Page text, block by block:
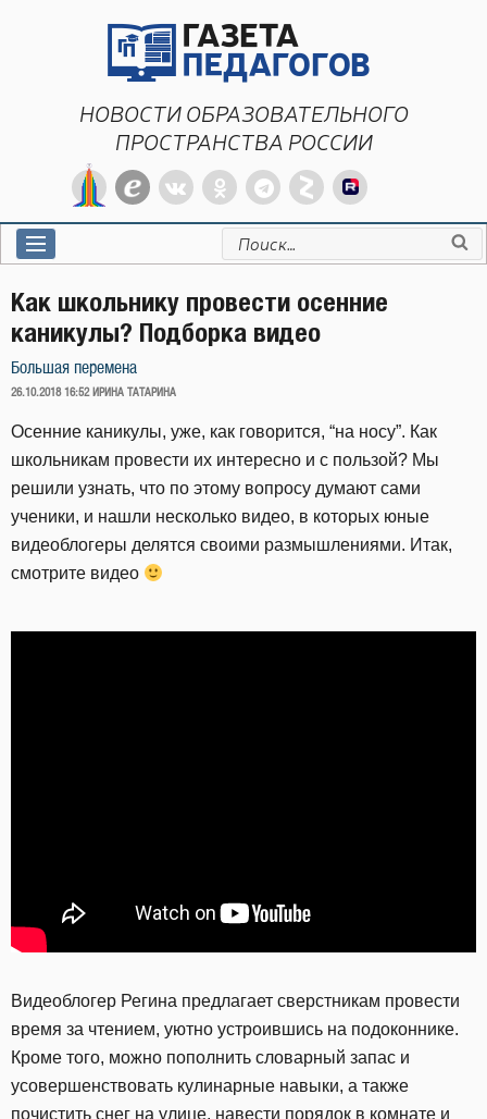
НОВОСТИ ОБРАЗОВАТЕЛЬНОГО
ПРОСТРАНСТВА РОССИИ
Искать:
Как школьнику провести осенние
каникулы? Подборка видео
Большая перемена
ОПУБЛИКОВАНО
26.10.2018 16:52 ИРИНА ТАТАРИНА
Осенние каникулы, уже, как говорится, “на носу”. Как
школьникам провести их интересно и с пользой? Мы
решили узнать, что по этому вопросу думают сами
ученики, и нашли несколько видео, в которых юные
видеоблогеры делятся своими размышлениями. Итак,
смотрите видео
Видеоблогер Регина предлагает сверстникам провести
время за чтением, уютно устроившись на подоконнике.
Кроме того, можно пополнить словарный запас и
усовершенствовать кулинарные навыки, а также
почистить снег на улице, навести порядок в комнате и